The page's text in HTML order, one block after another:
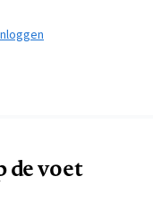
voet